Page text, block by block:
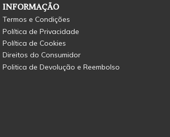
INFORMAÇÃO
Termos e Condições
Política de Privacidade
Política de Cookies
Direitos do Consumidor
Politica de Devolução e Reembolso